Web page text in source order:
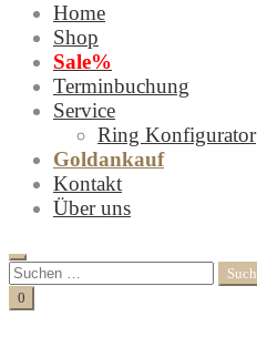
Home
Shop
Sale%
Terminbuchung
Service
Ring Konfigurator
Goldankauf
Kontakt
Über uns
Search
Suchen
nach:
Cart
0